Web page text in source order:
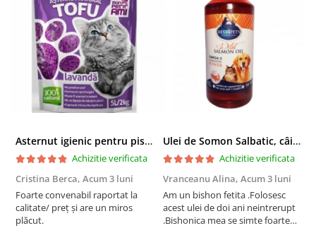
Asternut igienic pentru pisici Tofu Lavanda, Mon Petit 5 l
Achizitie verificata
Cristina Berca, Acum 3 luni
Foarte convenabil raportat la
calitate/ preț și are un miros
plăcut.
Ulei de Somon Salbatic, câini și pisici, piele si blană, BEST4PETS, 1l
Achizitie verificata
Vranceanu Alina, Acum 3 luni
Am un bishon fetita .Folosesc
acest ulei de doi ani neintrerupt
.Bishonica mea se simte foarte